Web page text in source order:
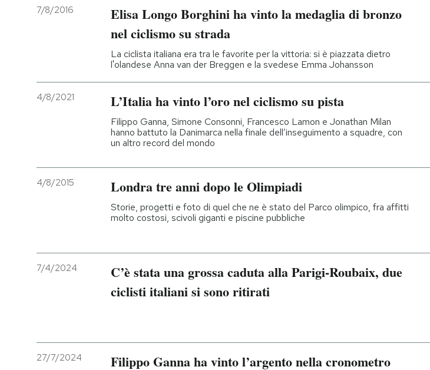
7/8/2016
Elisa Longo Borghini ha vinto la medaglia di bronzo
nel ciclismo su strada
La ciclista italiana era tra le favorite per la vittoria: si è piazzata dietro
l'olandese Anna van der Breggen e la svedese Emma Johansson
4/8/2021 L’Italia ha vinto l’oro nel ciclismo su pista
Filippo Ganna, Simone Consonni, Francesco Lamon e Jonathan Milan
hanno battuto la Danimarca nella finale dell’inseguimento a squadre, con
un altro record del mondo
4/8/2015 Londra tre anni dopo le Olimpiadi
Storie, progetti e foto di quel che ne è stato del Parco olimpico, fra affitti
molto costosi, scivoli giganti e piscine pubbliche
7/4/2024
C’è stata una grossa caduta alla Parigi-Roubaix, due
ciclisti italiani si sono ritirati
27/7/2024
Filippo Ganna ha vinto l’argento nella cronometro